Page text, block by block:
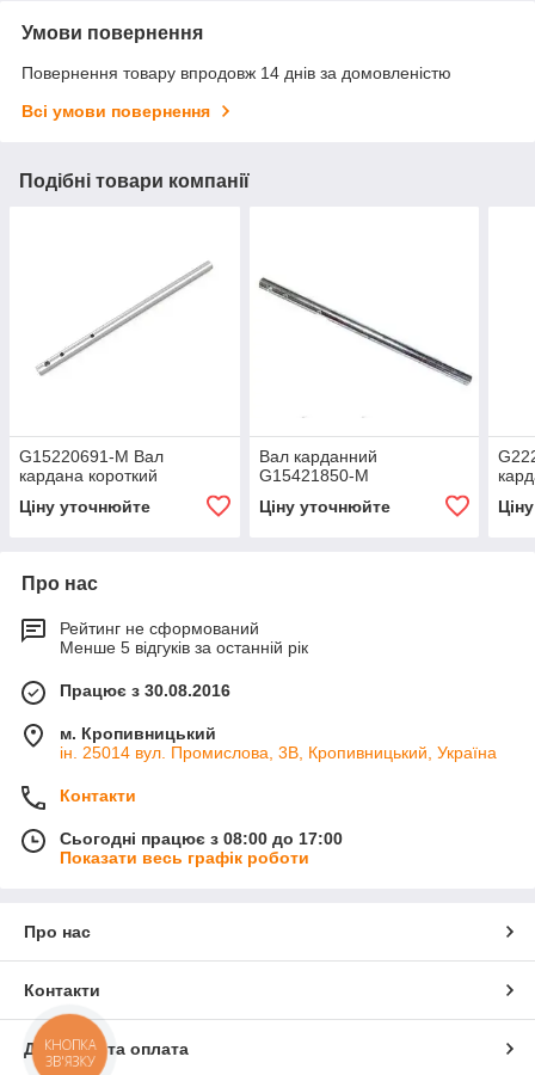
Умови повернення
Повернення товару впродовж 14 днів за домовленістю
Всі умови повернення
Подібні товари компанії
G15220691-M Вал
кардана короткий
Ціну уточнюйте
Вал карданний
G15421850-M
Ціну уточнюйте
Про нас
Рейтинг не сформований
Менше 5 відгуків за останній рік
Працює з 30.08.2016
м. Кропивницький
ін. 25014 вул. Промислова, 3В, Кропивницький, Україна
Контакти
Сьогодні працює з 08:00 до 17:00
Показати весь графік роботи
Про нас
Контакти
Доставка та оплата
КНОПКА
ЗВ'ЯЗКУ